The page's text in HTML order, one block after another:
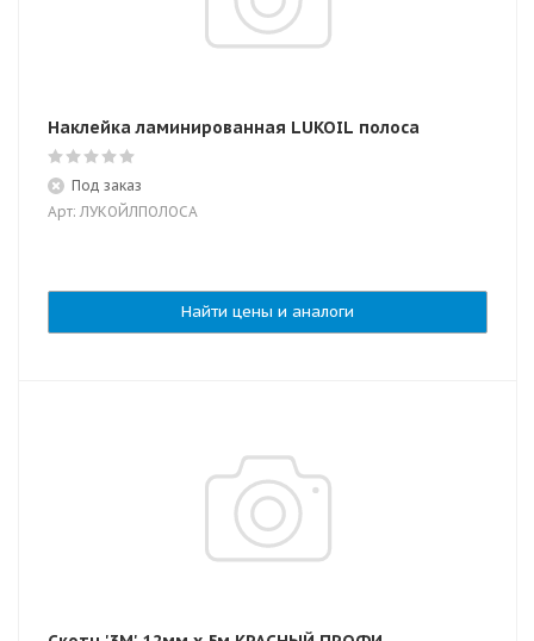
Наклейка ламинированная LUKOIL полоса
Под заказ
Арт: ЛУКОЙЛПОЛОСА
Найти цены и аналоги